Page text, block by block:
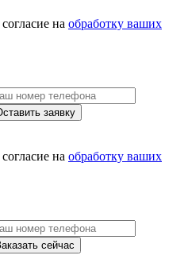
на обработку ваших
заявку
на обработку ваших
сейчас